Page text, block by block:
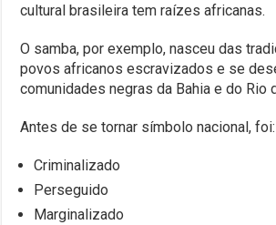
cultural brasileira tem raízes africanas.
O samba, por exemplo, nasceu das
povos africanos escravizados e se
comunidades negras da Bahia e do Rio
Antes de se tornar símbolo nacional, foi:
Criminalizado
Perseguido
Marginalizado